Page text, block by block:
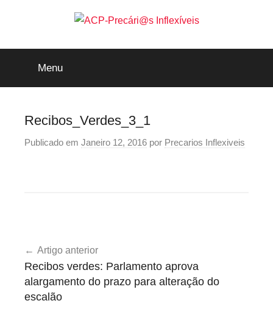
ACP-
Precári@s
Inflexíveis
Menu
Recibos_Verdes_3_1
Publicado em Janeiro 12, 2016 por Precarios Inflexiveis
de
artigos
Artigo anterior
Recibos verdes: Parlamento aprova
alargamento do prazo para alteração do
escalão